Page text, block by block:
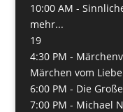
10:00 AM -
mehr...
19
4:30 PM -
Märchen vom
6:00 PM - Die
7:00 PM - Michael